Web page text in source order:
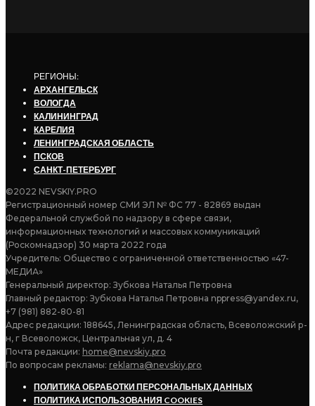
РЕГИОНЫ:
АРХАНГЕЛЬСК
ВОЛОГДА
КАЛИНИНГРАД
КАРЕЛИЯ
ЛЕНИНГРАДСКАЯ ОБЛАСТЬ
ПСКОВ
САНКТ-ПЕТЕРБУРГ
©2022 NEVSKIY.PRO
Регистрационный номер СМИ ЭЛ № ФС 77 - 82869 выдан
Федеральной службой по надзору в сфере связи,
информационных технологий и массовых коммуникаций
(Роскомнадзор) 30 марта 2022 года
Учредитель: Общество с ограниченной ответственностью «47-
МЕДИА»
Генеральный директор: Зубкова Наталья Петровна
Главный редактор: Зубкова Наталья Петровна nppress@yandex.ru,
+7 (981) 882-80-81
Адрес редакции: 188645, Ленинградская область, Всеволожский р-
н, г Всеволожск, Центральная ул, д. 4
Почта редакции: home@nevskiy.pro
По вопросам рекламы: reklama@nevskiy.pro
ПОЛИТИКА ОБРАБОТКИ ПЕРСОНАЛЬНЫХ ДАННЫХ
ПОЛИТИКА ИСПОЛЬЗОВАНИЯ COOKIES